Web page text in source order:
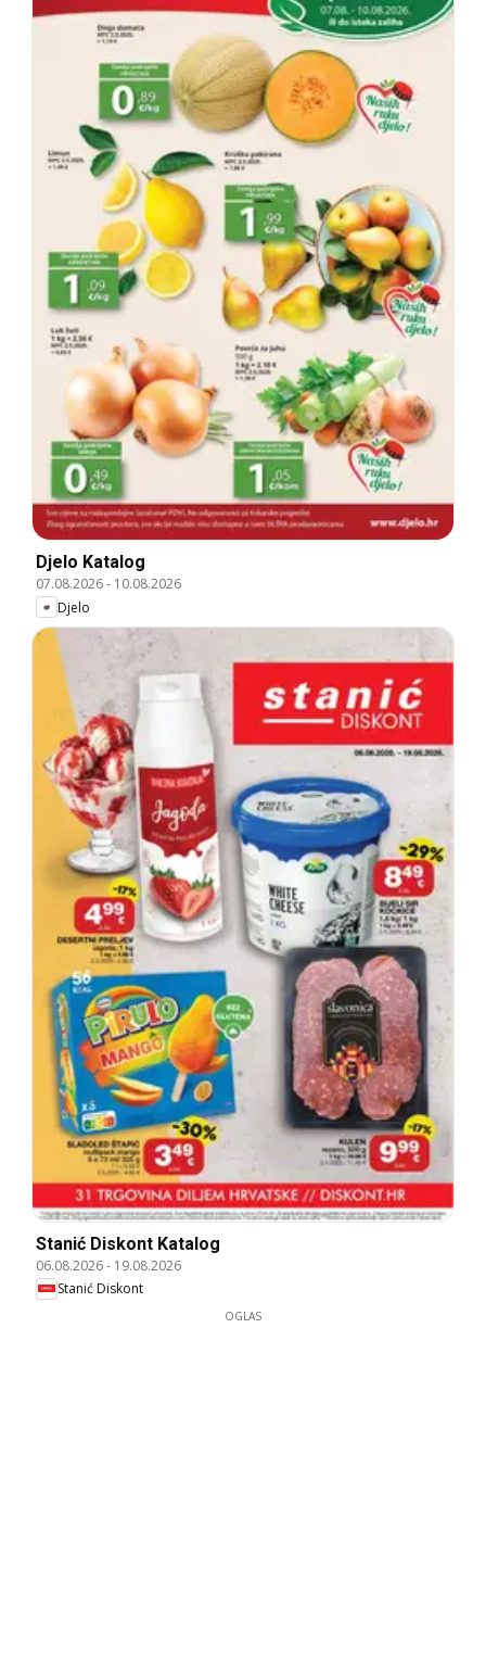
Djelo Katalog
07.08.2026- 10.08.2026
Djelo
Stanić Diskont Katalog
06.08.2026- 19.08.2026
Stanić Diskont
OGLAS